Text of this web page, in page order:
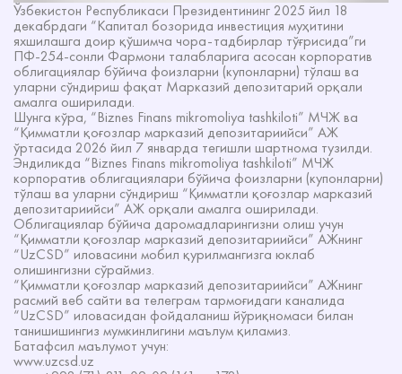
Ўзбекистон Республикаси Президентининг 2025 йил 18
декабрдаги “Капитал бозорида инвестиция муҳитини
яхшилашга доир қўшимча чора-тадбирлар тўғрисида”ги
ПФ-254-сонли Фармони талабларига асосан корпоратив
облигациялар бўйича фоизларни (купонларни) тўлаш ва
уларни сўндириш фақат Марказий депозитарий орқали
амалга оширилади.
Шунга кўра, “Biznes Finans mikromoliya tashkiloti” МЧЖ ва
“Қимматли қоғозлар марказий депозитариийси” АЖ
ўртасида 2026 йил 7 январда тегишли шартнома тузилди.
Эндиликда “Biznes Finans mikromoliya tashkiloti” МЧЖ
корпоратив облигациялари бўйича фоизларни (купонларни)
тўлаш ва уларни сўндириш “Қимматли қоғозлар марказий
депозитариийси” АЖ орқали амалга оширилади.
Облигациялар бўйича даромадларингизни олиш учун
“Қимматли қоғозлар марказий депозитариийси” АЖнинг
“UzCSD” иловасини мобил қурилмангизга юклаб
олишингизни сўраймиз.
“Қимматли қоғозлар марказий депозитариийси” АЖнинг
расмий веб сайти ва телеграм тармоғидаги каналида
“UzCSD” иловасидан фойдаланиш йўриқномаси билан
танишишингиз мумкинлигини маълум қиламиз.
Батафсил маълумот учун:
www.uzcsd.uz